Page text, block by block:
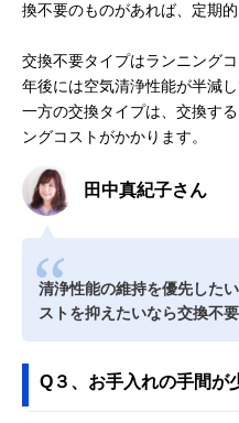
換不要のものがあれば、定期
交換不要タイプはランニング
年後には空気清浄性能が半減
一方の交換タイプは、交換す
ングコストがかかります。
田中真紀子さん
清浄性能の維持を優先した
ストを抑えたいなら交換不
Q３、お手入れの手間が